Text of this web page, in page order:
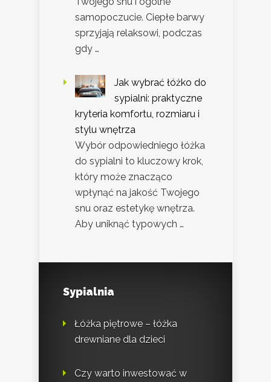
samopoczucie. Ciepłe barwy
sprzyjają relaksowi, podczas
gdy …
Jak wybrać łóżko do
sypialni: praktyczne
kryteria komfortu, rozmiaru i
stylu wnętrza
Wybór odpowiedniego łóżka
do sypialni to kluczowy krok,
który może znacząco
wpłynąć na jakość Twojego
snu oraz estetykę wnętrza.
Aby uniknąć typowych …
Sypialnia
Łóżka piętrowe – łóżka
drewniane dla dzieci
Czy warto inwestować w